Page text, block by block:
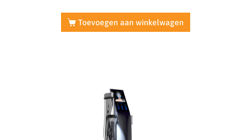
Toevoegen aan winkelwagen